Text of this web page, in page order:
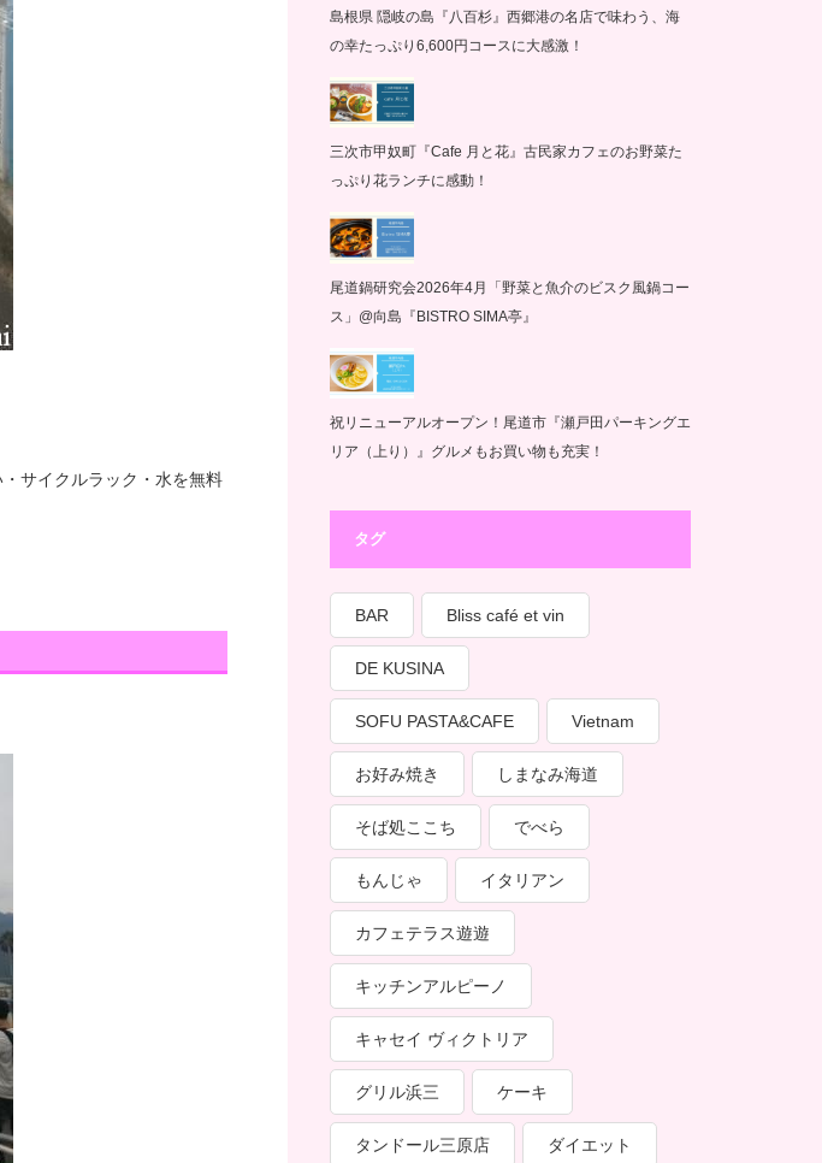
サイクルラック・水を無料
島根県 隠岐の島『八百杉』西郷港の名店で味わう、海
の幸たっぷり6,600円コースに大感激！
三次市甲奴町『Cafe 月と花』古民家カフェのお野菜た
っぷり花ランチに感動！
尾道鍋研究会2026年4月「野菜と魚介のビスク風鍋コー
ス」@向島『BISTRO SIMA亭』
祝リニューアルオープン！尾道市『瀬戸田パーキングエ
リア（上り）』グルメもお買い物も充実！
タグ
BAR Bliss café et vin
DE KUSINA
SOFU PASTA&CAFE Vietnam
お好み焼き しまなみ海道
そば処ここち でべら
もんじゃ イタリアン
カフェテラス遊遊
キッチンアルピーノ
キャセイ ヴィクトリア
グリル浜三 ケーキ
タンドール三原店 ダイエット